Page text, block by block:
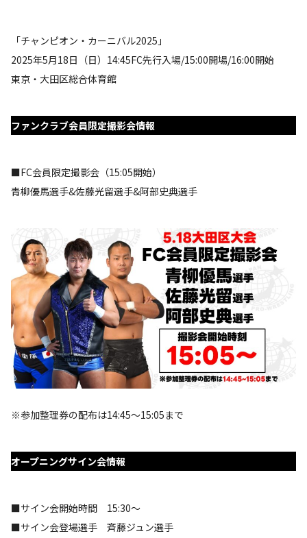
「チャンピオン・カーニバル2025」
2025年5月18日（日）14:45FC先行入場/15:00開場/16:00開始
東京・大田区総合体育館
ファンクラブ会員限定撮影会情報
■FC会員限定撮影会（15:05開始）
青柳優馬選手&佐藤光留選手&阿部史典選手
※参加整理券の配布は14:45～15:05まで
オープニングサイン会情報
■サイン会開始時間 15:30～
■サイン会登場選手 斉藤ジュン選手